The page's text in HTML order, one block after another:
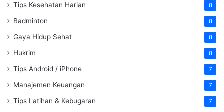
Tips Kesehatan Harian 8
Badminton 8
Gaya Hidup Sehat 8
Hukrim 8
Tips Android / iPhone 7
Manajemen Keuangan 7
Tips Latihan & Kebugaran 7